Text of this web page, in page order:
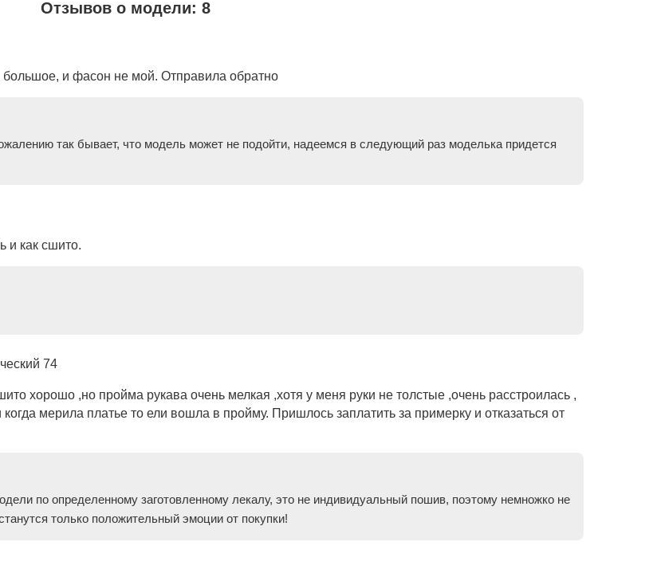
Отзывов о модели: 8
большое, и фасон не мой. Отправила обратно
так бывает, что модель может не подойти, надеемся в следующий раз моделька придется
и как сшито.
74
хорошо ,но пройма рукава очень мелкая ,хотя у меня руки не толстые ,очень расстроилась ,
мерила платье то ели вошла в пройму. Пришлось заплатить за примерку и отказаться от
по определенному заготовленному лекалу, это не индивидуальный пошив, поэтому немножко не
только положительный эмоции от покупки!